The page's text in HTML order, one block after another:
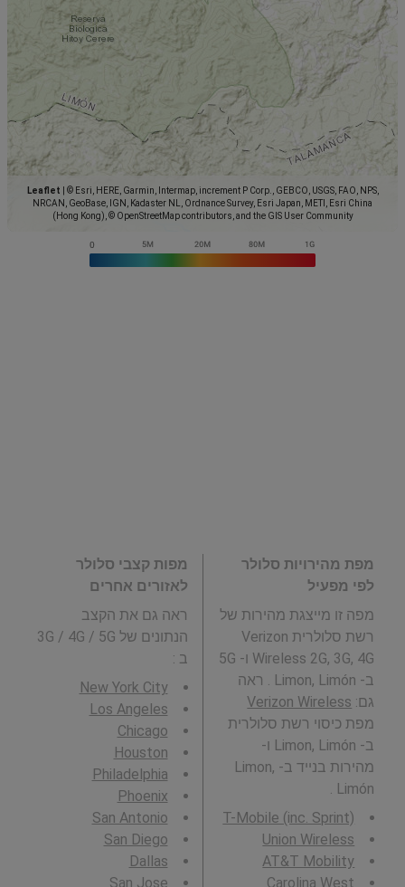
Leaflet
© Esri, HERE, Garmin, Intermap, increment P Corp., GEBCO, USGS, FAO, NPS,
NRCAN, GeoBase, IGN, Kadaster NL, Ordnance Survey, Esri Japan, METI, Esri China
(Hong Kong), © OpenStreetMap contributors, and the GIS User Community
מפת מהירויות סלולר
לפי מפעיל
מפה זו מייצגת מהירות של
רשת סלולרית Verizon
Wireless 2G, 3G, 4G ו- 5G
ב- Limon, Limón . ראה
גם: Verizon Wireless
מפת כיסוי רשת סלולרית
ב- Limon, Limón ו-
מהירות בנייד ב- Limon,
Limón .
T-Mobile (inc. Sprint)
Union Wireless
AT&T Mobility
Carolina West
מפות קצבי סלולר
לאזורים אחרים
ראה גם את הקצב
הנתונים של 3G / 4G / 5G
ב :
New York City
Los Angeles
Chicago
Houston
Philadelphia
Phoenix
San Antonio
San Diego
Dallas
San Jose